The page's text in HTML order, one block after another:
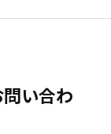
い合わ